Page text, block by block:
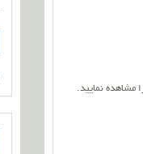
مشاهده نمایید.